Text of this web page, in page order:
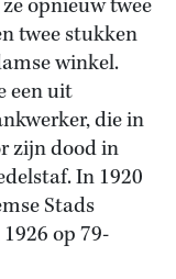
opnieuw twee
twee stukken
winkel.
een uit
die in
zijn dood in
In 1920
Stads
op 79-